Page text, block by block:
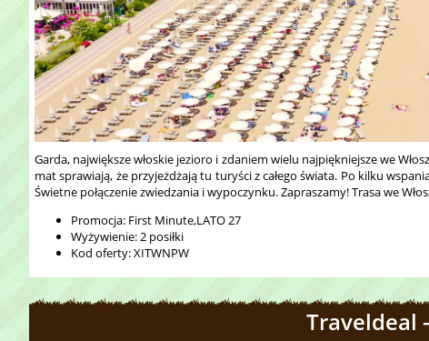
Garda, największe włoskie jezioro i zdaniem wielu najpiękniejsze we
mat sprawiają, że przyjeżdżają tu turyści z całego świata. Po kilku
Świetne połączenie zwiedzania i wypoczynku. Zapraszamy! Trasa we
Promocja: First Minute,LATO 27
Wyżywienie: 2 posiłki
Kod oferty: XITWNPW
Traveldeal